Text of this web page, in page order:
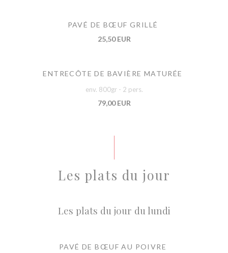
PAVÉ DE BŒUF GRILLÉ
25,50 EUR
ENTRECÔTE DE BAVIÈRE MATURÉE
env. 800gr - 2 pers.
79,00 EUR
Les plats du jour
Les plats du jour du lundi
PAVÉ DE BŒUF AU POIVRE